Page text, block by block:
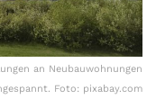
an Neubauwohnungen
Foto: pixabay.com